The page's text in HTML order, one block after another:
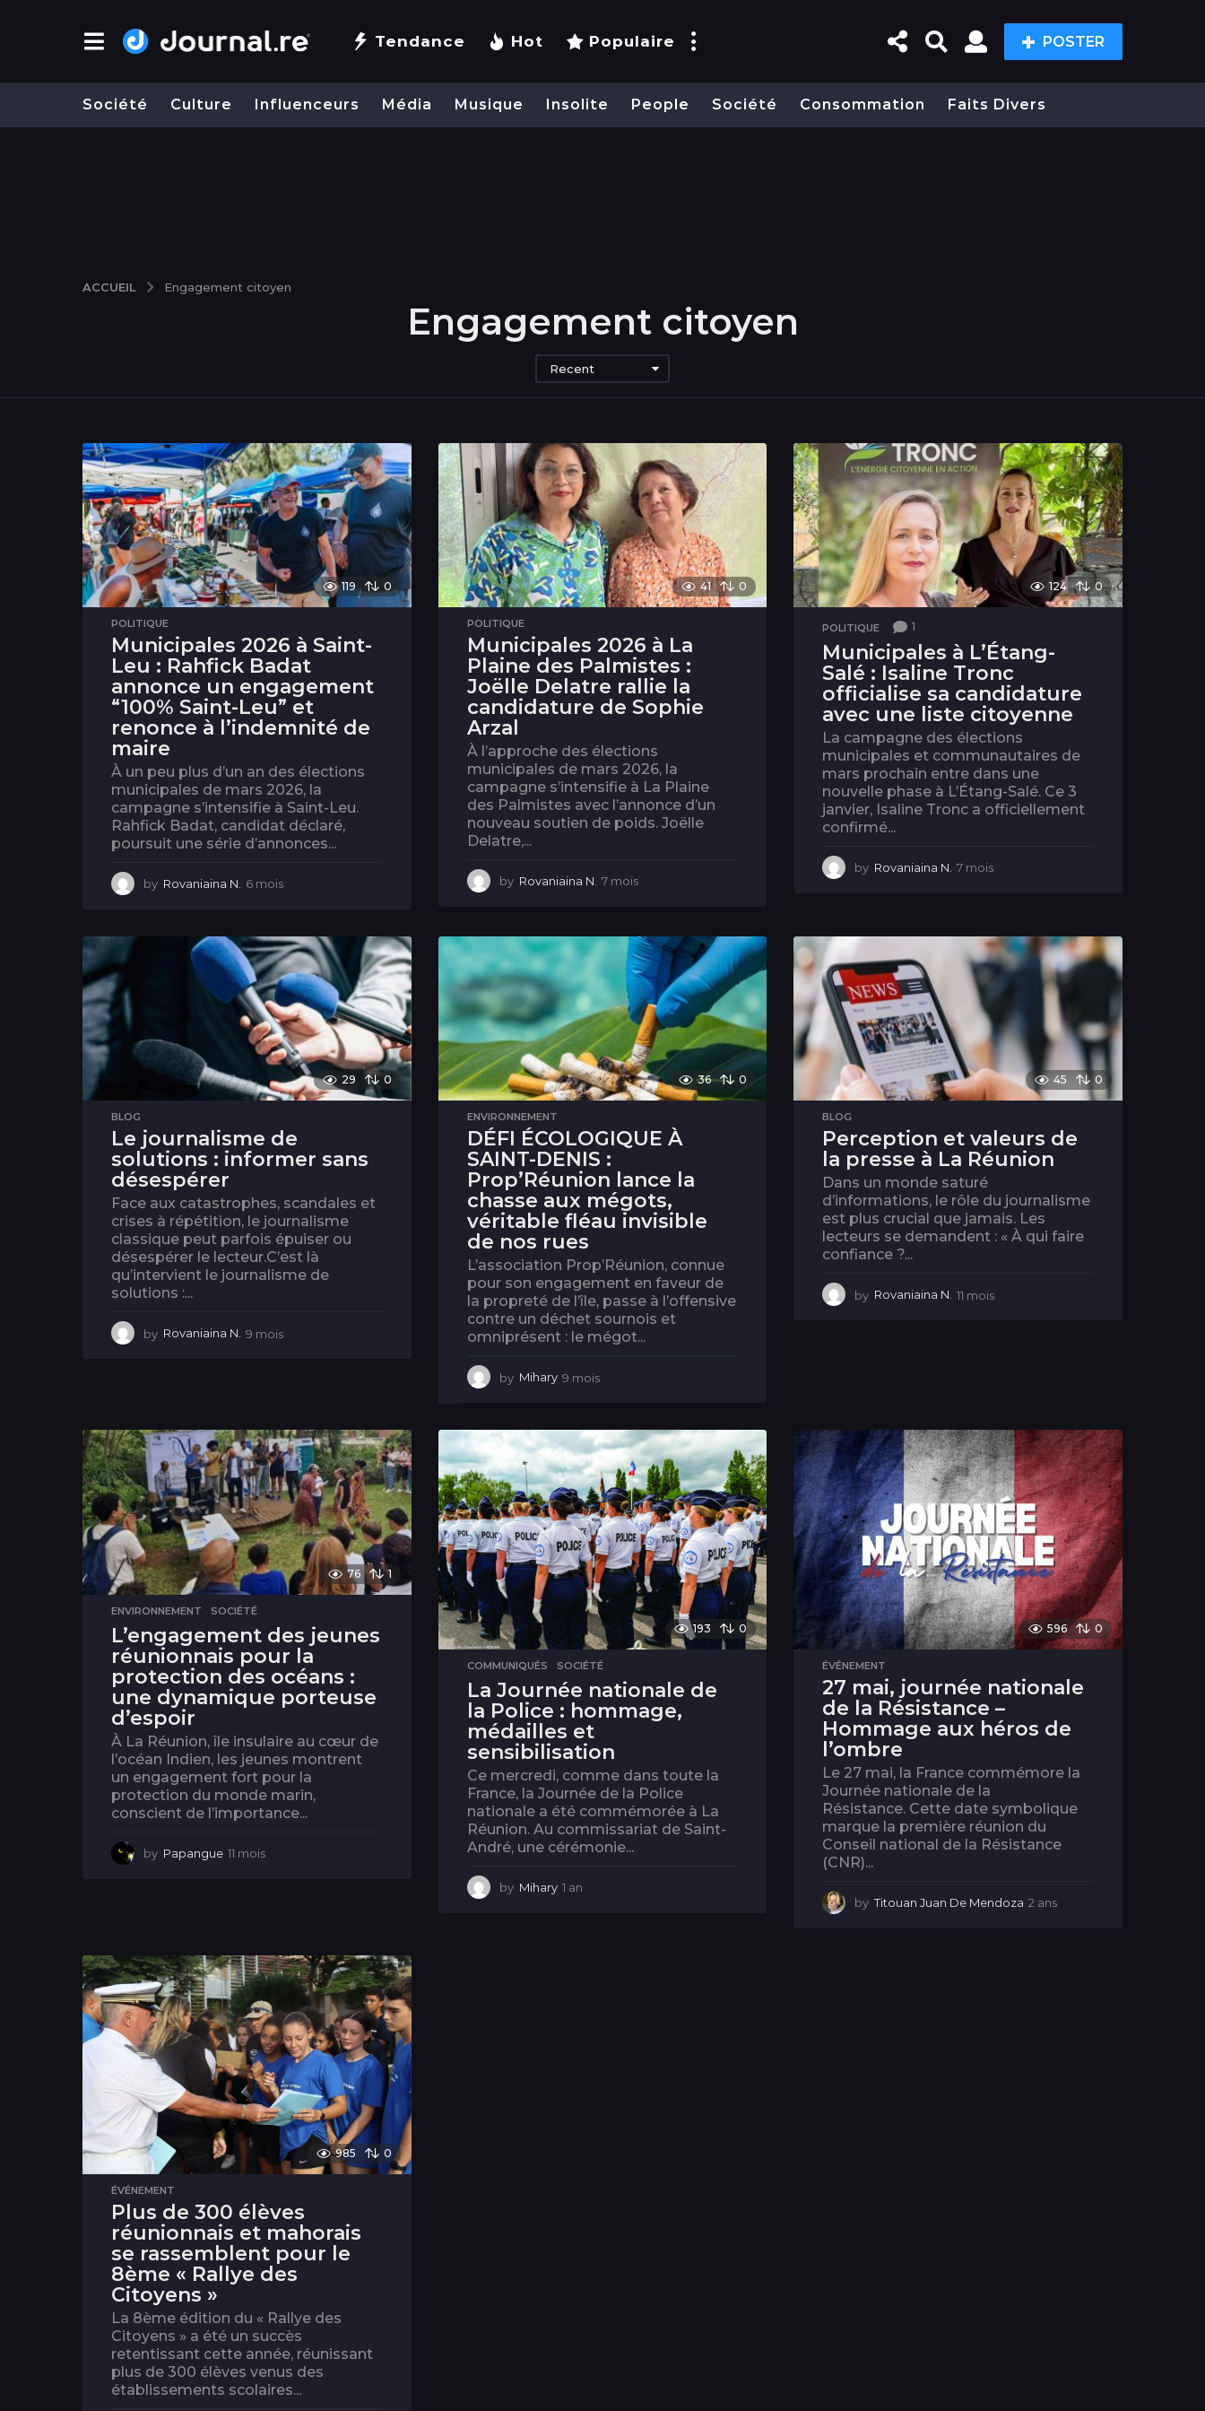
Tendance Hot Populaire POSTER
Société Culture Influenceurs Média Musique Insolite People Société Consommation Faits Divers
ACCUEIL Engagement citoyen
Engagement citoyen
Recent
119 0
POLITIQUE
Municipales 2026 à Saint-
Leu : Rahfick Badat
annonce un engagement
“100% Saint-Leu” et
renonce à l’indemnité de
maire
À un peu plus d’un an des élections
municipales de mars 2026, la
campagne s’intensifie à Saint-Leu.
Rahfick Badat, candidat déclaré,
poursuit une série d’annonces...
by Rovaniaina N. 6 mois
i
s
41 0
POLITIQUE
Municipales 2026 à La
Plaine des Palmistes :
Joëlle Delatre rallie la
candidature de Sophie
Arzal
À l’approche des élections
municipales de mars 2026, la
campagne s’intensifie à La Plaine
des Palmistes avec l’annonce d’un
nouveau soutien de poids. Joëlle
Delatre,...
by Rovaniaina N. 7 mois7
s
124 0
POLITIQUE 1
Municipales à L’Étang-
Salé : Isaline Tronc
officialise sa candidature
avec une liste citoyenne
La campagne des élections
municipales et communautaires de
mars prochain entre dans une
nouvelle phase à L’Étang-Salé. Ce 3
janvier, Isaline Tronc a officiellement
confirmé...
by Rovaniaina N. 7 mois
s
29 0
BLOG
Le journalisme de
solutions : informer sans
désespérer
Face aux catastrophes, scandales et
crises à répétition, le journalisme
classique peut parfois épuiser ou
désespérer le lecteur.C’est là
qu’intervient le journalisme de
solutions :...
by Rovaniaina N. 9 mois
36 0
ENVIRONNEMENT
DÉFI ÉCOLOGIQUE À
SAINT-DENIS :
Prop’Réunion lance la
chasse aux mégots,
véritable fléau invisible
de nos rues
L’association Prop’Réunion, connue
pour son engagement en faveur de
la propreté de l’île, passe à l’offensive
contre un déchet sournois et
omniprésent : le mégot...
by Mihary 9 mois9
i
s
45 0
BLOG
Perception et valeurs de
la presse à La Réunion
Dans un monde saturé
d’informations, le rôle du journalisme
est plus crucial que jamais. Les
lecteurs se demandent : « À qui faire
confiance ?...
by Rovaniaina N. 11 mois
76 1
ENVIRONNEMENT ,SOCIÉTÉ
L’engagement des jeunes
réunionnais pour la
protection des océans :
une dynamique porteuse
d’espoir
À La Réunion, île insulaire au cœur de
l’océan Indien, les jeunes montrent
un engagement fort pour la
protection du monde marin,
conscient de l’importance...
by Papangue 11 mois
193 0
COMMUNIQUÉS ,SOCIÉTÉ
La Journée nationale de
la Police : hommage,
médailles et
sensibilisation
Ce mercredi, comme dans toute la
France, la Journée de la Police
nationale a été commémorée à La
Réunion. Au commissariat de Saint-
André, une cérémonie...
by Mihary 1 an
596 0
ÉVÉNEMENT
27 mai, journée nationale
de la Résistance –
Hommage aux héros de
l’ombre
Le 27 mai, la France commémore la
Journée nationale de la
Résistance. Cette date symbolique
marque la première réunion du
Conseil national de la Résistance
(CNR)...
by Titouan Juan De Mendoza 2 ans
985 0
ÉVÉNEMENT
Plus de 300 élèves
réunionnais et mahorais
se rassemblent pour le
8ème « Rallye des
Citoyens »
La 8ème édition du « Rallye des
Citoyens » a été un succès
retentissant cette année, réunissant
plus de 300 élèves venus des
établissements scolaires...